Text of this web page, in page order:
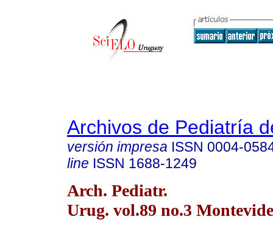
Archivos de Pediatría
versión impresa ISSN 0004-
line ISSN 1688-1249
Arch. Pediatr.
Urug. vol.89 no.3